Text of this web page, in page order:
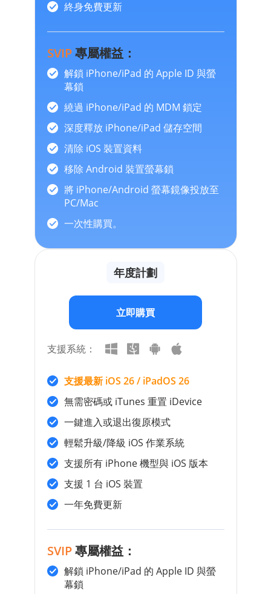
終身免費更新
SVIP專屬權益：
解鎖 iPhone/iPad 的 Apple ID 與螢
幕鎖
繞過 iPhone/iPad 的 MDM 鎖定
深度釋放 iPhone/iPad 儲存空間
清除 iOS 裝置資料
移除 Android 裝置螢幕鎖
將 iPhone/Android 螢幕鏡像投放至
PC/Mac
一次性購買。
年度計劃
立即購買
支援系統：
支援最新 iOS 26 / iPadOS 26
無需密碼或 iTunes 重置 iDevice
一鍵進入或退出復原模式
輕鬆升級/降級 iOS 作業系統
支援所有 iPhone 機型與 iOS 版本
支援 1 台 iOS 裝置
一年免費更新
SVIP專屬權益：
解鎖 iPhone/iPad 的 Apple ID 與螢
幕鎖